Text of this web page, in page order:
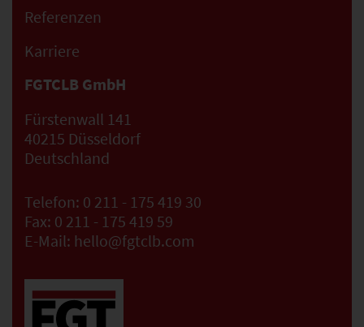
Referenzen
Karriere
FGTCLB GmbH
Fürstenwall 141
40215 Düsseldorf
Deutschland
Telefon: 0 211 - 175 419 30
Fax: 0 211 - 175 419 59
E-Mail: hello@fgtclb.com